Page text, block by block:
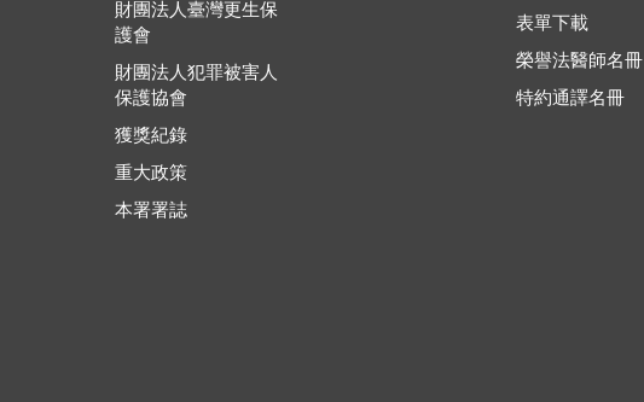
財團法人臺灣更生保
護會
財團法人犯罪被害人
保護協會
獲獎紀錄
重大政策
本署署誌
表單下載
榮譽法醫師名冊
特約通譯名冊